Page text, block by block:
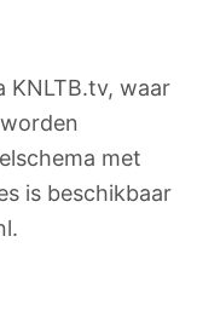
KNLTB.tv, waar
met
is beschikbaar